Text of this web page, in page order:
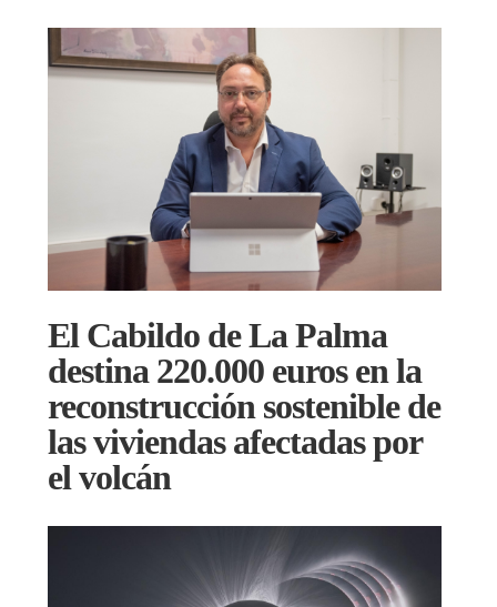
El Cabildo de La Palma
destina 220.000 euros en la
reconstrucción sostenible de
las viviendas afectadas por
el volcán